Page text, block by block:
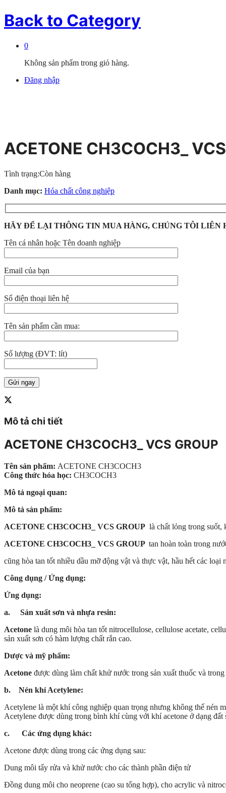
Back to Category
0
Không sản phẩm trong giỏ hàng.
Đăng nhập
ACETONE CH3COCH3_
Tình trạng:Còn hàng
Danh mục: Hóa chất công nghiệp
HÃY ĐỂ LẠI THÔNG TIN MUA HÀNG, CHÚNG TÔI LIÊN
Tên cá nhân hoặc Tên doanh nghiệp
Email của bạn
Số điện thoại liên hệ
Tên sản phẩm cần mua:
Số lượng (ĐVT: lít)
Mô tả chi tiết
ACETONE CH3COCH3_ VCS GROUP
Tên sản phẩm: ACETONE CH3COCH3
Công thức hóa học: CH3COCH3
Mô tả ngoại quan:
Mô tả sản phẩm:
ACETONE CH3COCH3_ VCS GROUP là chất lỏng trong suốt,
ACETONE CH3COCH3_ VCS GROUP tan hoàn toàn trong
cũng hòa tan tốt nhiều dầu mỡ động vật và thực vật, hầu hết các
Công dụng / Ứng dụng:
Ứng dụng:
a. Sản xuất sơn và nhựa resin:
Acetone là dung môi hòa tan tốt nitrocellulose, cellulose acetate,
sản xuất sơn có hàm lượng chất rắn cao.
Dược và mỹ phẩm:
Acetone được dùng làm chất khử nước trong sản xuất thuốc và
b. Nén khí Acetylene:
Acetylene là một khí công nghiệp quan trọng nhưng không thể nén
Acetylene được dùng trong bình khí cùng với khí acetone ở dạng
c. Các ứng dụng khác:
Acetone được dùng trong các ứng dụng sau:
Dung môi tẩy rửa và khử nước cho các thành phần điện tử
Đồng dung môi cho neoprene (cao su tổng hợp), cho acrylic và